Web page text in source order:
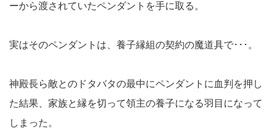
ーから渡されていたペンダントを手に取る。
実はそのペンダントは、養子縁組の契約の魔道具で･･･。
神殿長ら敵とのドタバタの最中にペンダントに血判を押し
た結果、家族と縁を切って領主の養子になる羽目になって
しまった。